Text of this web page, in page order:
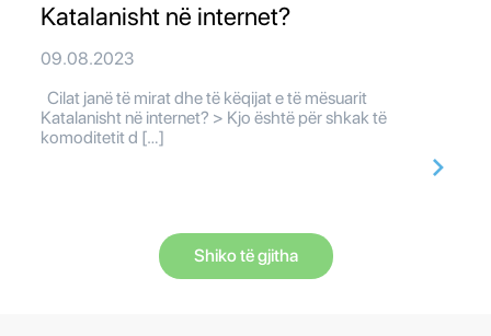
Katalanisht në internet?
09.08.2023
Cilat janë të mirat dhe të këqijat e të mësuarit
Katalanisht në internet? > Kjo është për shkak të
komoditetit d […]
Shiko të gjitha